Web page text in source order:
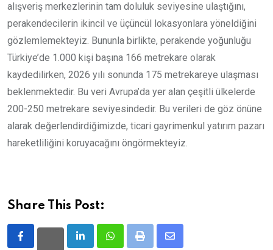
alışveriş merkezlerinin tam doluluk seviyesine ulaştığını,
perakendecilerin ikincil ve üçüncül lokasyonlara yöneldiğini
gözlemlemekteyiz. Bununla birlikte, perakende yoğunluğu
Türkiye’de 1.000 kişi başına 166 metrekare olarak
kaydedilirken, 2026 yılı sonunda 175 metrekareye ulaşması
beklenmektedir. Bu veri Avrupa’da yer alan çeşitli ülkelerde
200-250 metrekare seviyesindedir. Bu verileri de göz önüne
alarak değerlendirdiğimizde, ticari gayrimenkul yatırım pazarı
hareketliliğini koruyacağını öngörmekteyiz.
Share This Post:
LinkedInWhatsappPrint
Share